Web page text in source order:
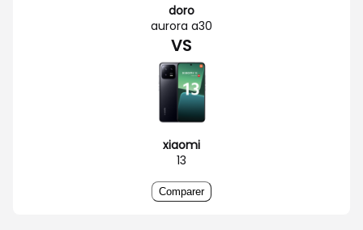
doro
aurora a30
VS
xiaomi
13
Comparer